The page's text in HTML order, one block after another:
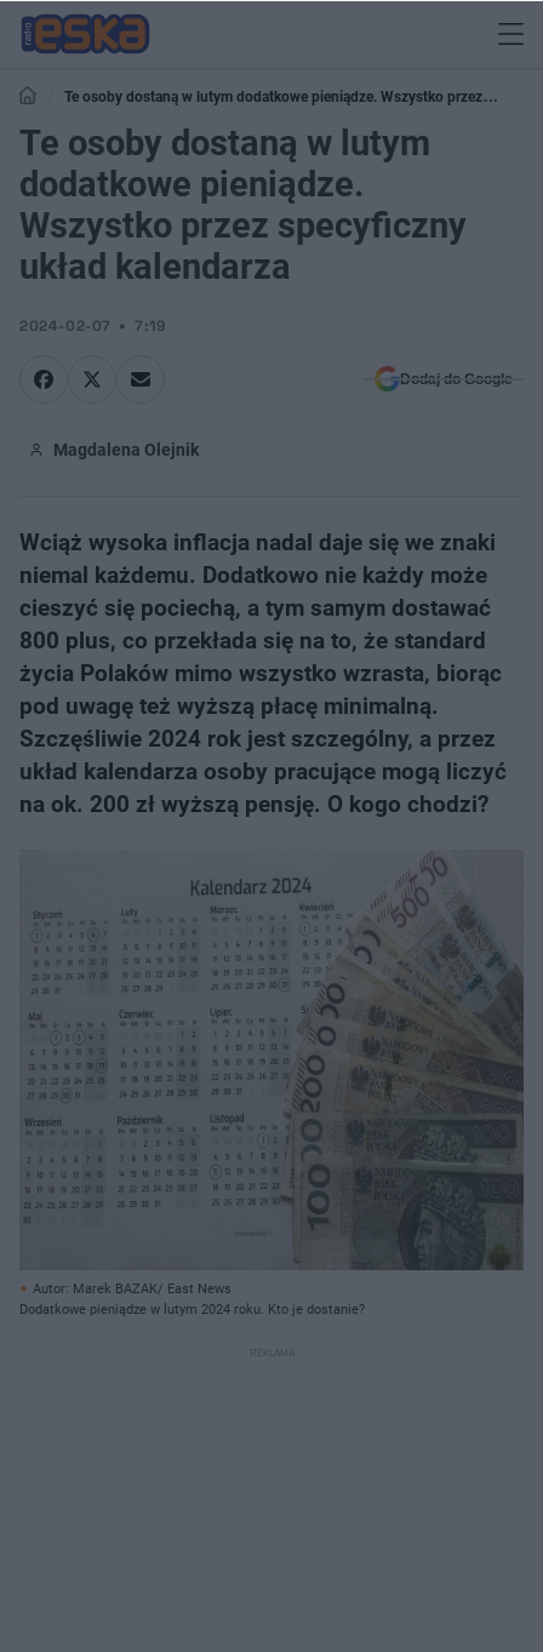
Te osoby dostaną w lutym dodatkowe pieniądze. Wszystko przez
specyficzny układ kalendarza
Te osoby dostaną w lutym
dodatkowe pieniądze.
Wszystko przez specyficzny
układ kalendarza
2024-02-07 7:19
Dodaj do Google
Magdalena Olejnik
Wciąż wysoka inflacja nadal daje się we znaki
niemal każdemu. Dodatkowo nie każdy może
cieszyć się pociechą, a tym samym dostawać
800 plus, co przekłada się na to, że standard
życia Polaków mimo wszystko wzrasta, biorąc
pod uwagę też wyższą płacę minimalną.
Szczęśliwie 2024 rok jest szczególny, a przez
układ kalendarza osoby pracujące mogą liczyć
na ok. 200 zł wyższą pensję. O kogo chodzi?
Autor: Marek BAZAK/ East News
Dodatkowe pieniądze w lutym 2024 roku. Kto je dostanie?